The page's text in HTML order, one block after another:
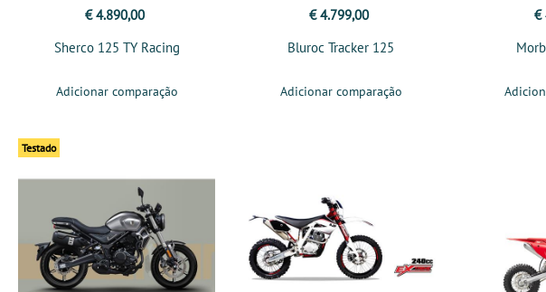
€ 4.890,00
Sherco 125 TY Racing
Adicionar comparação
€ 4.799,00
Bluroc Tracker 125
Adicionar comparação
€
Testado